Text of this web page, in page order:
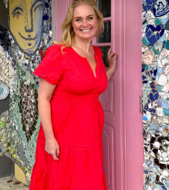
Utvid
inspirator, forfatter og foredragsholder,
livet, lykken, sorg, kjærlighet, og ikke
om.